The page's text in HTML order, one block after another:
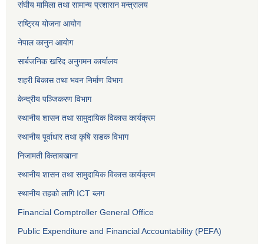
संघीय मामिला तथा सामान्य प्रशासन मन्त्रालय
राष्ट्रिय योजना आयोग
नेपाल कानुन आयोग
सार्बजनिक खरिद अनुगमन कार्यालय
शहरी बिकास तथा भवन निर्माण विभाग
केन्द्रीय पञ्जिकरण विभाग
स्थानीय शासन तथा सामुदायिक विकास कार्यक्रम
स्थानीय पूर्वाधार तथा कृषि सडक विभाग
निजामती किताबखाना
स्थानीय शासन तथा सामुदायिक विकास कार्यक्रम
स्थानीय तहको लागि ICT ब्लग
Financial Comptroller General Office
Public Expenditure and Financial Accountability (PEFA)